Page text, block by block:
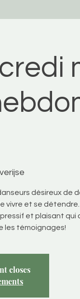
désireux de
vivre et se détendre.
et plaisant qui
les témoignages!
closes